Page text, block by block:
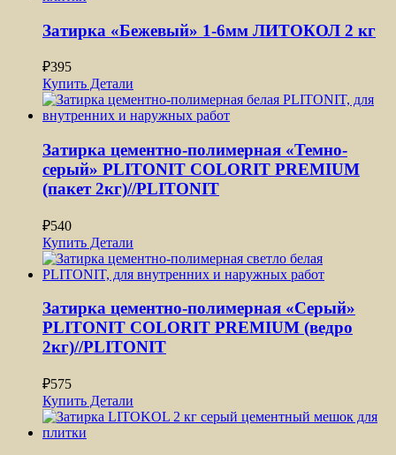
Затирка «Бежевый» 1-6мм ЛИТОКОЛ 2 кг
₽395
Купить Детали
Затирка цементно-полимерная «Темно-
серый» PLITONIT СOLORIT PREMIUM
(пакет 2кг)//PLITONIT
₽540
Купить Детали
Затирка цементно-полимерная «Серый»
PLITONIT СOLORIT PREMIUM (ведро
2кг)//PLITONIT
₽575
Купить Детали